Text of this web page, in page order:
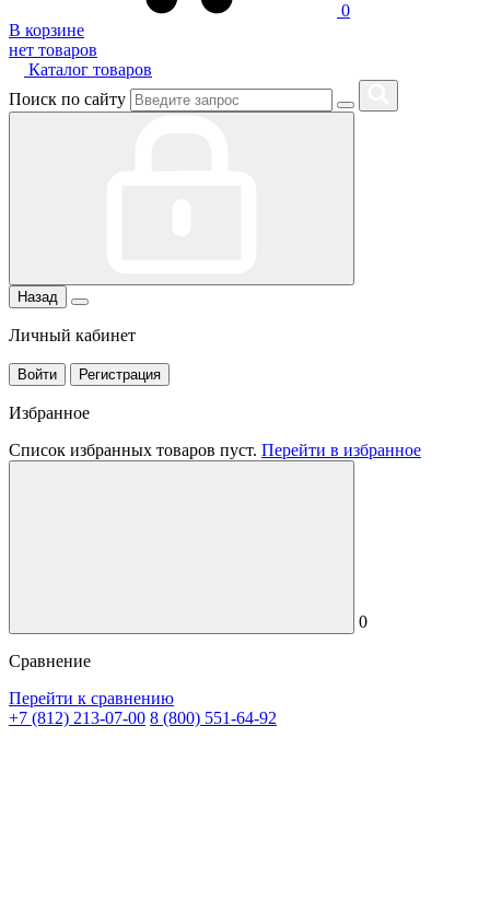
0
В корзине
нет товаров
Каталог товаров
Поиск по сайту
Назад
Личный кабинет
Войти Регистрация
Избранное
Список избранных товаров пуст. Перейти в избранное
0
Сравнение
Перейти к сравнению
+7 (812) 213-07-00 8 (800) 551-64-92